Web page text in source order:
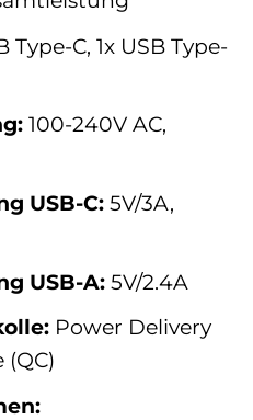
Type-C, 1x USB Type-
100-240V AC,
USB-C: 5V/3A,
USB-A: 5V/2.4A
Power Delivery
(QC)